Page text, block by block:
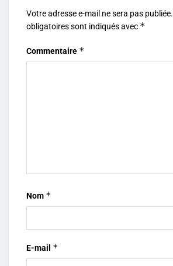
Votre adresse e-mail ne sera pas publiée.
obligatoires sont indiqués avec *
Commentaire *
Nom *
E-mail *